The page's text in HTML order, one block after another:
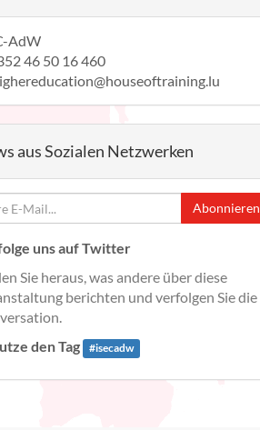
AdW
46 50 16 460
aus Sozialen Netzwerken
Abonnieren
uns auf Twitter
Sie heraus, was andere über diese
berichten und verfolgen Sie die
den Tag
#isecadw